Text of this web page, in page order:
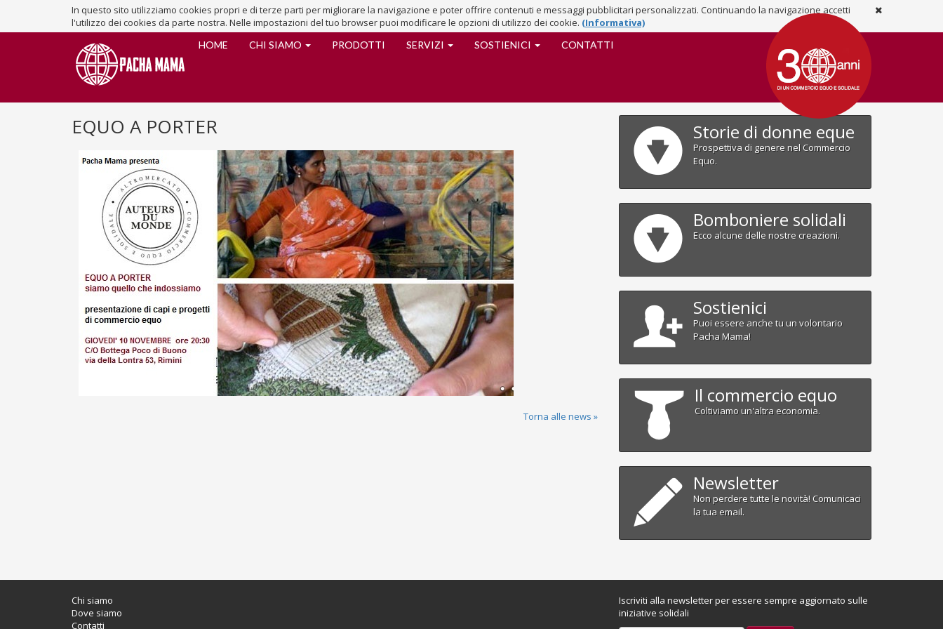
In questo sito utilizziamo cookies propri e di terze parti per migliorare la navigazione e poter offrire contenuti e messaggi pubblicitari personalizzati. Continuando la navigazione accetti
l'utilizzo dei cookies da parte nostra. Nelle impostazioni del tuo browser puoi modificare le opzioni di utilizzo dei cookie. (Informativa)
HOME CHI SIAMO PRODOTTI SERVIZI SOSTIENICI CONTATTI
EQUO A PORTER
Torna alle news »
Storie di donne eque
Prospettiva di genere nel Commercio
Equo.
Bomboniere solidali
Ecco alcune delle nostre creazioni.
Sostienici
Puoi essere anche tu un volontario
Pacha Mama!
Il commercio equo
Coltiviamo un'altra economia.
Newsletter
Non perdere tutte le novità! Comunicaci
la tua email.
Chi siamo
Dove siamo
Contatti
Iscriviti alla newsletter per essere sempre aggiornato sulle
iniziative solidali